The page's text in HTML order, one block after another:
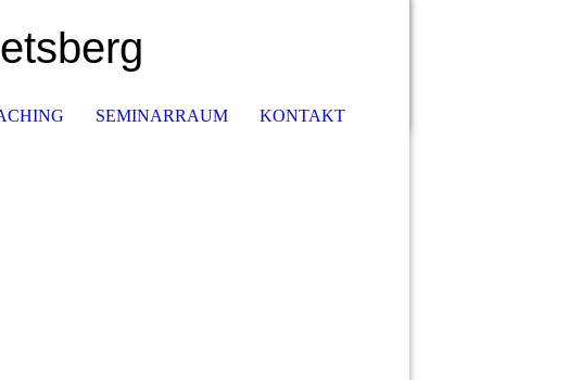
SEMINARRAUM KONTAKT